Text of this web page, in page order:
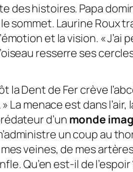
des histoires. Papa
sommet. Laurine Roux
et la vision. «J’ai
resserre ses
la Dent de Fer crève
» La menace est dans
d’un monde
un coup au
veines, de mes
Qu’en est-il de l’espoir